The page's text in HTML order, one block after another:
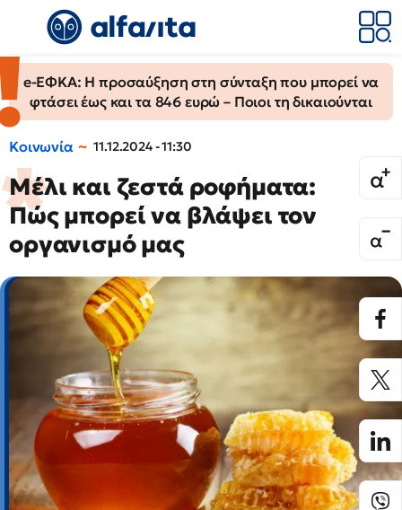
e-ΕΦΚΑ: Η προσαύξηση στη σύνταξη που μπορεί να
φτάσει έως και τα 846 ευρώ – Ποιοι τη δικαιούνται
Κοινωνία 11.12.2024 - 11:30
Μέλι και ζεστά ροφήματα:
Πώς μπορεί να βλάψει τον
οργανισμό μας